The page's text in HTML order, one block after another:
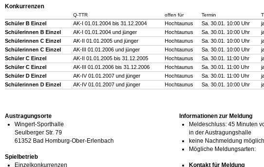
Konkurrenzen
Q-TTR offen für Termin
Schüler B Einzel AK-I 01.01.2004 bis 31.12.2004 Hochtaunus Sa. 30.01. 10:00 Uhr
Schülerinnen B Einzel
AK-I 01.01.2004 und jünger Hochtaunus Sa. 30.01. 10:00 Uhr
Schülerinnen C Einzel
AK-II 01.01.2005 und jünger Hochtaunus Sa. 30.01. 10:00 Uhr
Schülerinnen C Einzel
AK-III 01.01.2006 und jünger Hochtaunus Sa. 30.01. 10:00 Uhr
Schüler C Einzel
AK-II 01.01.2005 bis 31.12.2005 Hochtaunus Sa. 30.01. 11:00 Uhr
Schüler C Einzel
AK-III 01.01.2006 bis 31.12.2006 Hochtaunus Sa. 30.01. 11:00 Uhr
Schüler D Einzel
AK-IV 01.01.2007 und jünger Hochtaunus Sa. 30.01. 11:00 Uhr
Schülerinnen D Einzel
AK-IV 01.01.2007 und jünger Hochtaunus Sa. 30.01. 10:00 Uhr
Austragungsorte
Wingert-Sporthalle
Seulberger Str. 79
61352 Bad Homburg-Ober-Erlenbach
Spielbetrieb
Einzelkonkurrenzen
Informationen zur Meldung
Meldeschluss: 45 Minuten
in der Austragungshalle
keine Nachmeldung möglich
Mögliche Meldungsarten:
Kontakt für Meldung